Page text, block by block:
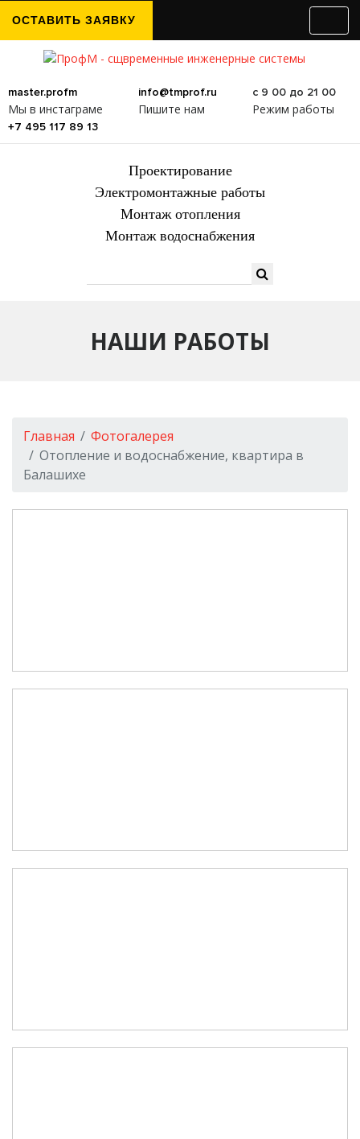
ОСТАВИТЬ ЗАЯВКУ
master.profm
Мы в инстаграме
info@tmprof.ru
Пишите нам
с 9 00 до 21 00
Режим работы
+7 495 117 89 13
Проектирование
Электромонтажные работы
Монтаж отопления
Монтаж водоснабжения
НАШИ РАБОТЫ
Главная
Фотогалерея
Отопление и водоснабжение, квартира в
Балашихе